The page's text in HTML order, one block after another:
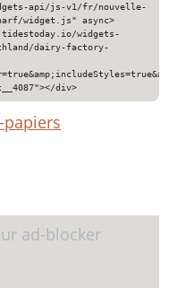
api/js-v1/fr/nouvelle-
widget.js" async>
widgets-
dairy-factory-
div>
papiers